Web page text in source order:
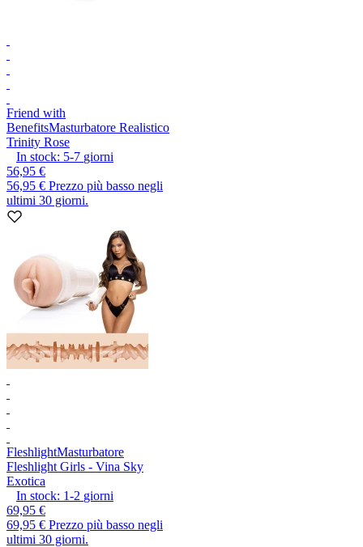
Friend with
BenefitsMasturbatore Realistico
Trinity Rose
In stock: 5-7 giorni
56,95 €
56,95 € Prezzo più basso negli
ultimi 30 giorni.
FleshlightMasturbatore
Fleshlight Girls - Vina Sky
Exotica
In stock: 1-2 giorni
69,95 €
69,95 € Prezzo più basso negli
ultimi 30 giorni.